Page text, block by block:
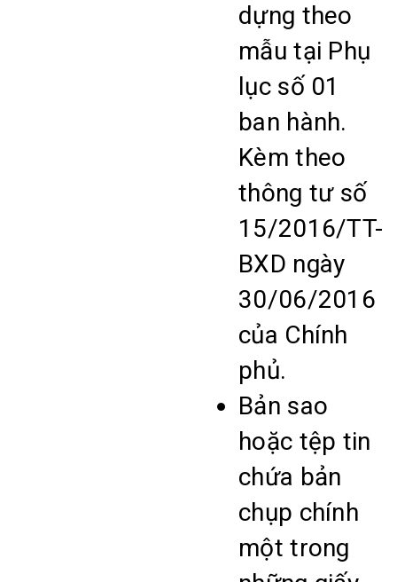
dựng theo
mẫu tại Phụ
lục số 01
ban hành.
Kèm theo
thông tư số
15/2016/TT-
BXD ngày
30/06/2016
của Chính
phủ.
Bản sao
hoặc tệp tin
chứa bản
chụp chính
một trong